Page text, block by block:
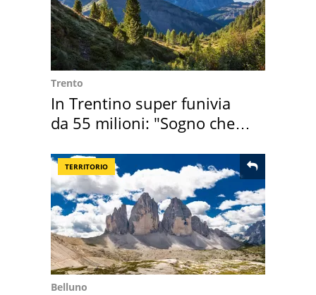
Trento
In Trentino super funivia
da 55 milioni: "Sogno che si
TERRITORIO
Belluno